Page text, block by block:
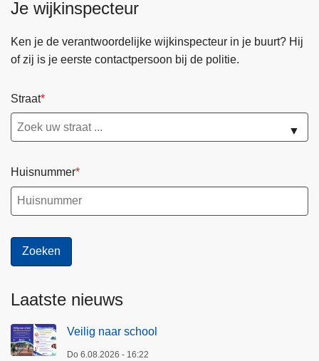
Je wijkinspecteur
Ken je de verantwoordelijke wijkinspecteur in je buurt? Hij
of zij is je eerste contactpersoon bij de politie.
Straat
▼
Huisnummer
Laatste nieuws
Veilig naar school
Do 6.08.2026 - 16:22